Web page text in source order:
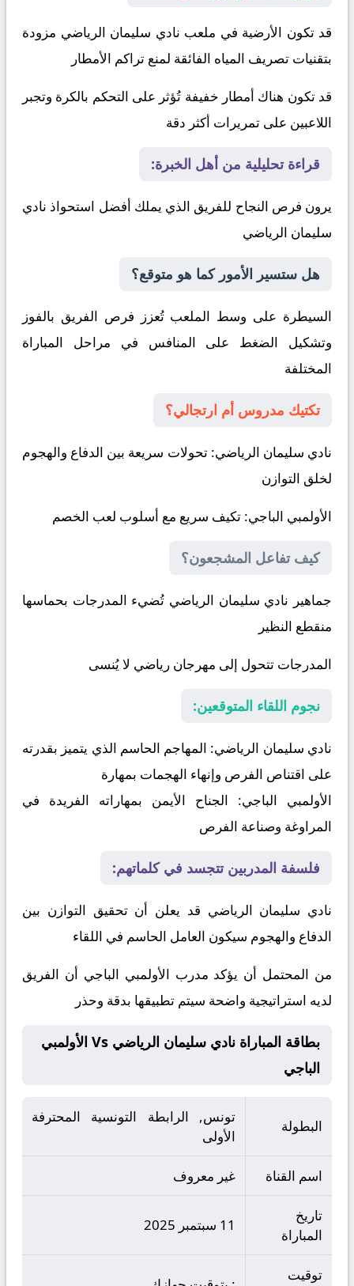
قد تكون الأرضية في ملعب نادي سليمان الرياضي مزودة
بتقنيات تصريف المياه الفائقة لمنع تراكم الأمطار
قد تكون هناك أمطار خفيفة تُؤثر على التحكم بالكرة وتجبر
اللاعبين على تمريرات أكثر دقة
قراءة تحليلية من أهل الخبرة:
يرون فرص النجاح للفريق الذي يملك أفضل استحواذ نادي
سليمان الرياضي
هل ستسير الأمور كما هو متوقع؟
السيطرة على وسط الملعب تُعزز فرص الفريق بالفوز
وتشكيل الضغط على المنافس في مراحل المباراة
المختلفة
تكتيك مدروس أم ارتجالي؟
نادي سليمان الرياضي: تحولات سريعة بين الدفاع والهجوم
لخلق التوازن
الأولمبي الباجي: تكيف سريع مع أسلوب لعب الخصم
كيف تفاعل المشجعون؟
جماهير نادي سليمان الرياضي تُضيء المدرجات بحماسها
منقطع النظير
المدرجات تتحول إلى مهرجان رياضي لا يُنسى
نجوم اللقاء المتوقعين:
نادي سليمان الرياضي: المهاجم الحاسم الذي يتميز بقدرته
على اقتناص الفرص وإنهاء الهجمات بمهارة
الأولمبي الباجي: الجناح الأيمن بمهاراته الفريدة في
المراوغة وصناعة الفرص
فلسفة المدربين تتجسد في كلماتهم:
نادي سليمان الرياضي قد يعلن أن تحقيق التوازن بين
الدفاع والهجوم سيكون العامل الحاسم في اللقاء
من المحتمل أن يؤكد مدرب الأولمبي الباجي أن الفريق
لديه استراتيجية واضحة سيتم تطبيقها بدقة وحذر
بطاقة المباراة نادي سليمان الرياضي Vs الأولمبي
الباجي
البطولة
تونس, الرابطة التونسية المحترفة
الأولى
اسم القناة غير معروف
تاريخ
المباراة
11 سبتمبر 2025
توقيت